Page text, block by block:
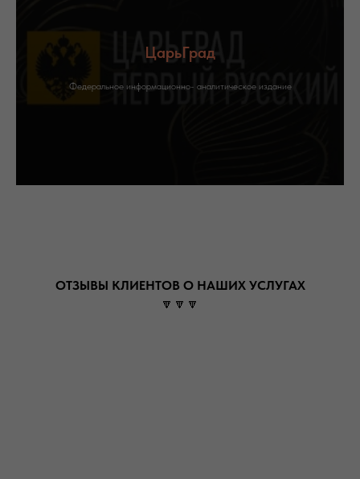
ЦарьГрад
Федеральное информационно- аналитическое издание
ОТЗЫВЫ КЛИЕНТОВ О НАШИХ УСЛУГАХ
🔽🔽🔽